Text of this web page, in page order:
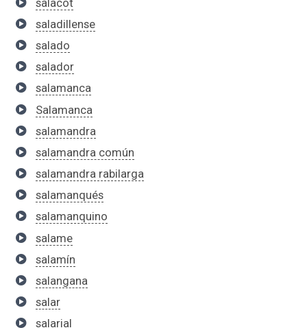
saladillense
salado
salador
salamanca
Salamanca
salamandra
salamandra común
salamandra rabilarga
salamanqués
salamanquino
salame
salamín
salangana
salar
salarial